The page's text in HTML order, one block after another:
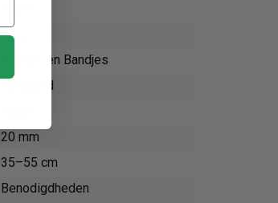
M–L
Riemen en Bandjes
Halsband
20 mm
35–55 cm
Benodigdheden